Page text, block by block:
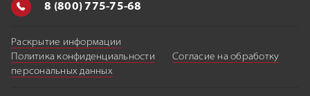
8 (800) 775-75-68
Раскрытие информации
Политика конфиденциальности
Согласие на обработку
персональных данных